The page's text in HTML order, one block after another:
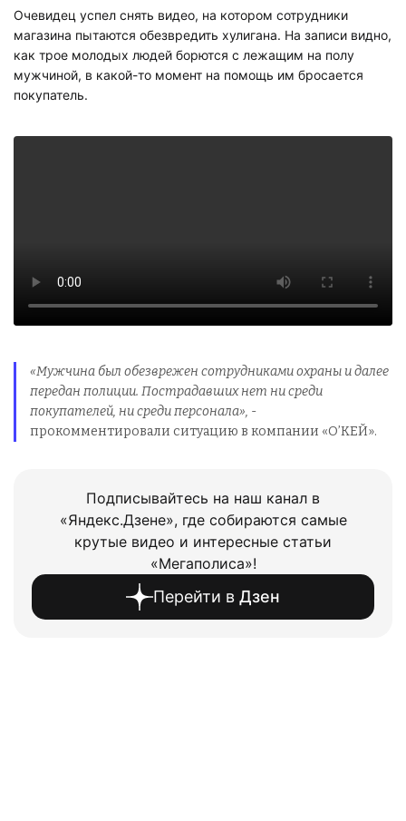
Очевидец успел снять видео, на котором сотрудники
магазина пытаются обезвредить хулигана. На записи видно,
как трое молодых людей борются с лежащим на полу
мужчиной, в какой-то момент на помощь им бросается
покупатель.
«Мужчина был обезврежен сотрудниками охраны и далее
передан полиции. Пострадавших нет ни среди
покупателей, ни среди персонала», -
прокомментировали ситуацию в компании «О’КЕЙ».
Подписывайтесь на наш канал в
«Яндекс.Дзене», где собираются самые
крутые видео и интересные статьи
«Мегаполиса»!
Перейти в Дзен